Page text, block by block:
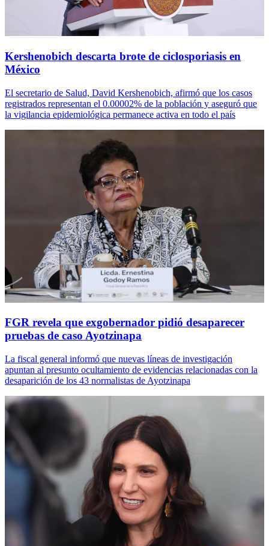
Kershenobich descarta brote de ciclosporiasis en
México
El secretario de Salud, David Kershenobich, afirmó que los casos
registrados representan el 0.00002% de la población y aseguró que
la vigilancia epidemiológica permanece activa en todo el país
FGR revela que exgobernador pidió desaparecer
pruebas de caso Ayotzinapa
La fiscal general informó que nuevas líneas de investigación
apuntan al presunto ocultamiento de evidencias relacionadas con la
desaparición de los 43 normalistas de Ayotzinapa